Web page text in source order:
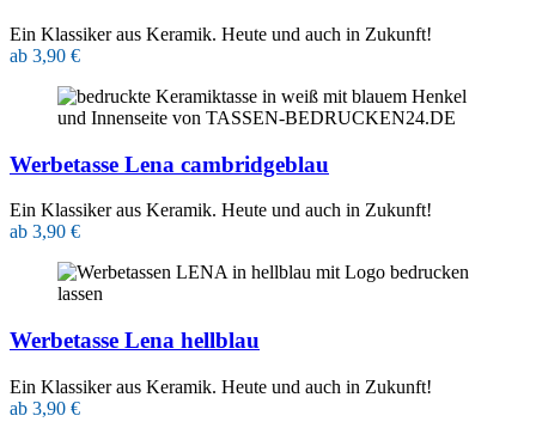
Ein Klassiker aus Keramik. Heute und auch in Zukunft!
ab 3,90 €
Werbetasse Lena cambridgeblau
Ein Klassiker aus Keramik. Heute und auch in Zukunft!
ab 3,90 €
Werbetasse Lena hellblau
Ein Klassiker aus Keramik. Heute und auch in Zukunft!
ab 3,90 €